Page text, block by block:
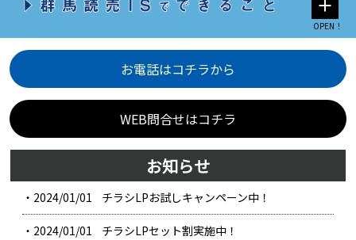
OPEN！
お電話はコチラから
WEB問合せはコチラ
お知らせ
・2024/01/01 チラシLPお試しキャンペーン中！
・2024/01/01 チラシLPセット割実施中！